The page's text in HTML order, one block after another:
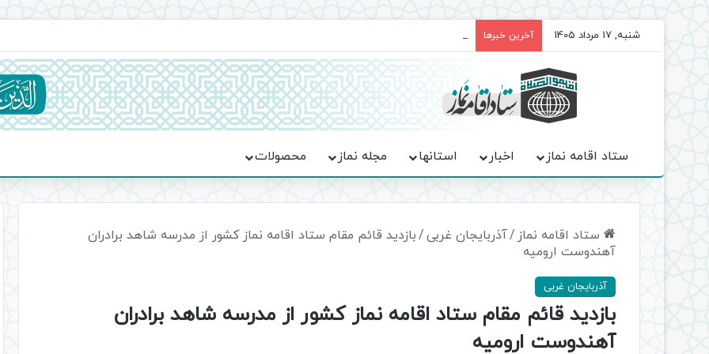
شنبه, 17 مرداد 1405 آخرین خبرها برگزاری باشکوه نمازهای جماعت در موکب فاطمه الزهرا (س)
ستاد اقامه نماز اخبار استانها مجله نماز محصولات
ستاد اقامه نماز /آذربایجان غربی/بازدید قائم مقام ستاد اقامه نماز کشور از مدرسه شاهد برادران
آهندوست ارومیه
آذربایجان غربی
بازدید قائم مقام ستاد اقامه نماز کشور از مدرسه شاهد برادران
آهندوست ارومیه